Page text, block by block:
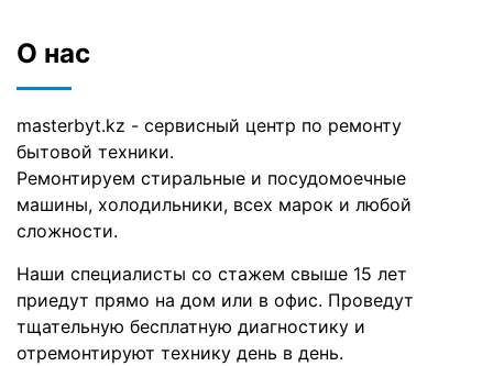
Несоответствие температуры воды типу ткани.
Очистите лоток и фильтр в машине.
Со временем стиральные машины могут потерять
эффективность в работе в результате износа или
накопления загрязнений. Это влечет за собой
необходимость в ремонте. Своевременная
диагностика стиральной машины поможет
сохранить ваш бюджет и время.
О нас
masterbyt.kz - сервисный центр по ремонту
бытовой техники.
Ремонтируем стиральные и посудомоечные
машины, холодильники, всех марок и любой
сложности.
Наши специалисты со стажем свыше 15 лет
приедут прямо на дом или в офис. Проведут
тщательную бесплатную диагностику и
отремонтируют технику день в день.